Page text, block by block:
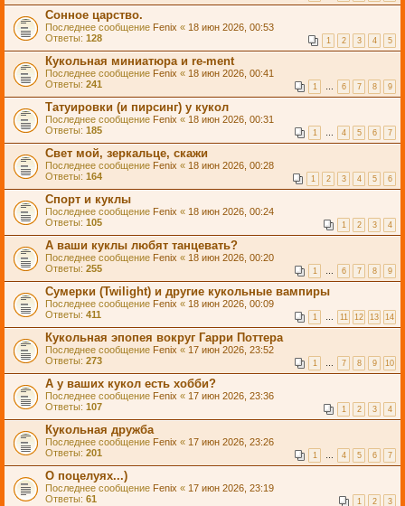
Сонное царство.
Последнее сообщение Fenix « 18 июн 2026, 00:53
Ответы: 128 1 2 3 4 5
Кукольная миниатюра и re-ment
Последнее сообщение Fenix « 18 июн 2026, 00:41
Ответы: 241 1 … 6 7 8 9
Татуировки (и пирсинг) у кукол
Последнее сообщение Fenix « 18 июн 2026, 00:31
Ответы: 185 1 … 4 5 6 7
Свет мой, зеркальце, скажи
Последнее сообщение Fenix « 18 июн 2026, 00:28
Ответы: 164 1 2 3 4 5 6
Спорт и куклы
Последнее сообщение Fenix « 18 июн 2026, 00:24
Ответы: 105 1 2 3 4
А ваши куклы любят танцевать?
Последнее сообщение Fenix « 18 июн 2026, 00:20
Ответы: 255 1 … 6 7 8 9
Сумерки (Twilight) и другие кукольные вампиры
Последнее сообщение Fenix « 18 июн 2026, 00:09
Ответы: 411 1 … 11 12 13 14
Кукольная эпопея вокруг Гарри Поттера
Последнее сообщение Fenix « 17 июн 2026, 23:52
Ответы: 273 1 … 7 8 9 10
А у ваших кукол есть хобби?
Последнее сообщение Fenix « 17 июн 2026, 23:36
Ответы: 107 1 2 3 4
Кукольная дружба
Последнее сообщение Fenix « 17 июн 2026, 23:26
Ответы: 201 1 … 4 5 6 7
О поцелуях...)
Последнее сообщение Fenix « 17 июн 2026, 23:19
Ответы: 61 1 2 3